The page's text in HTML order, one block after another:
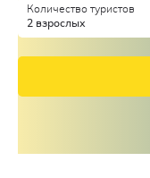
Количество туристов
2 взрослых